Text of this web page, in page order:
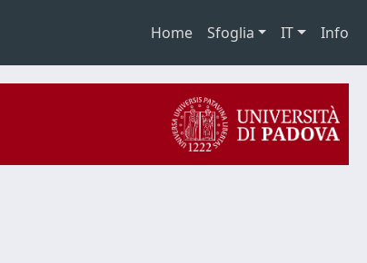
Home Sfoglia IT Info